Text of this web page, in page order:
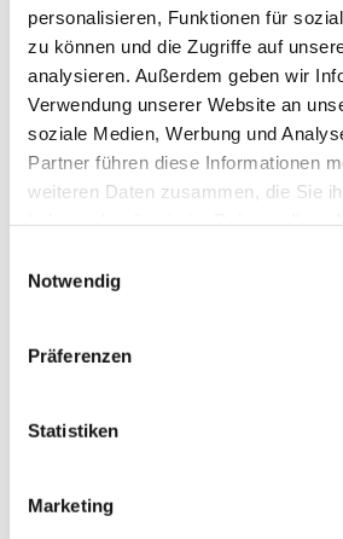
personalisieren, Funktionen für
zu können und die Zugriffe auf
analysieren. Außerdem geben wir
Verwendung unserer Website an
soziale Medien, Werbung und
Partner führen diese Informationen
weiteren Daten zusammen, die Sie
Notwendig
Präferenzen
Statistiken
MarketingDies könnte Sie